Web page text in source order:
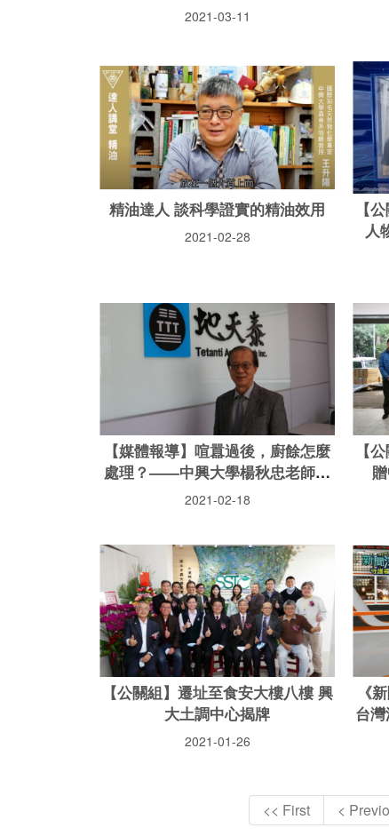
2021-03-11
精油達人 談科學證實的精油效用
2021-02-28
【
人
【媒體報導】喧囂過後，廚餘怎麼
處理？——中興大學楊秋忠老師專
訪
2021-02-18
【
【公關組】遷址至食安大樓八樓 興
大土調中心揭牌
2021-01-26
《
台
<< First <